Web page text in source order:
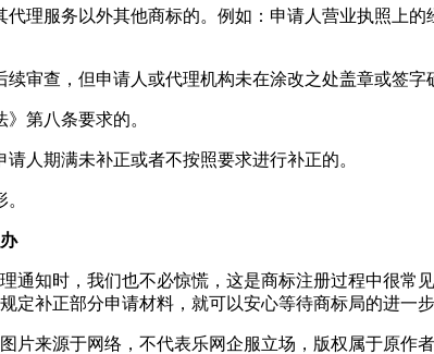
理服务以外其他商标的。例如：申请人营业执照上
审查，但申请人或代理机构未在涂改之处盖章或签字
第八条要求的。
人期满未补正或者不按照要求进行补正的。
通知时，我们也不必惊慌，这是商标注册过程中很
定补正部分申请材料，就可以安心等待商标局的进一步
片来源于网络，不代表乐网企服立场，版权属于原作